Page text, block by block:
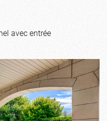
avec entrée